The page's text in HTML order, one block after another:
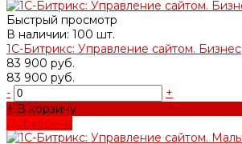
Быстрый просмотр
В наличии: 100 шт.
1С-Битрикс: Управление сайтом. Бизнес
83 900 руб.
83 900 руб.
-
+
+ В корзину
Добавлено